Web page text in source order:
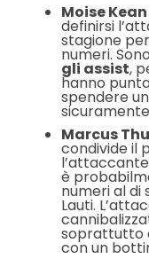
Moise
definirsi
stagione
numeri.
gli assist,
hanno
spendere
Marcus
condivide il
è
numeri al di
Lauti.
soprattutto
con un